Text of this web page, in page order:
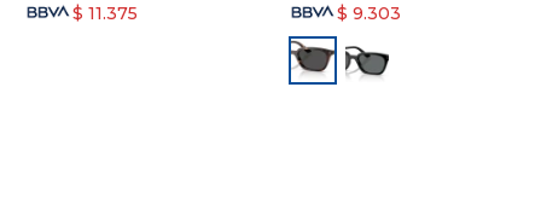
$ 11.375
$ 9.303